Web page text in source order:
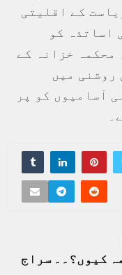
کے اقلیتی
میں 265 اضافی اساتذہ کو
محکمہ خزانہ کے
کی روشنی میں
ضروری خالی آسامیوں کو پر
کیوں؟۔۔ سراج